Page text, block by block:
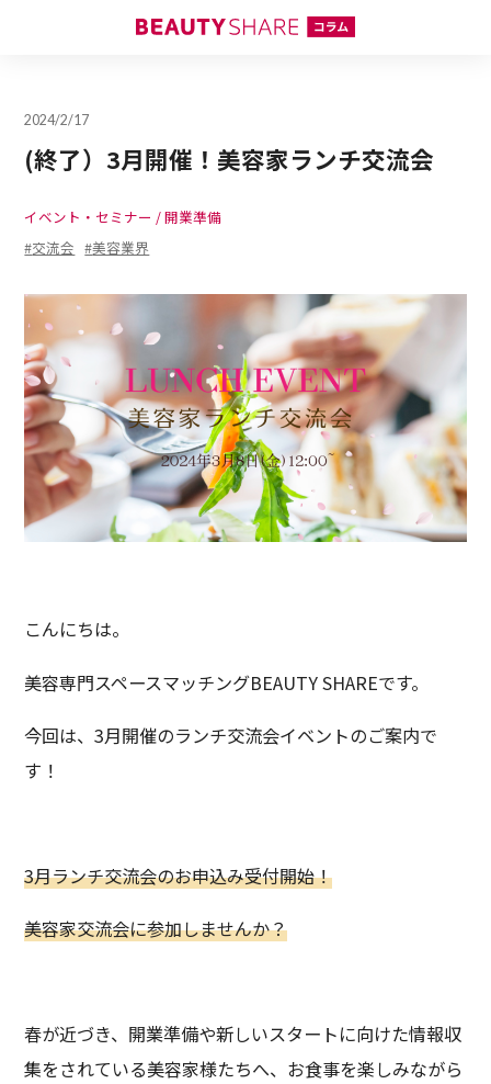
2024/2/17
(終了）3月開催！美容家ランチ交流会
イベント・セミナー
開業準備
交流会
美容業界
こんにちは。
美容専門スペースマッチングBEAUTY SHAREです。
今回は、3月開催のランチ交流会イベントのご案内で
す！
3月ランチ交流会のお申込み受付開始！
美容家交流会に参加しませんか？
春が近づき、開業準備や新しいスタートに向けた情報収
集をされている美容家様たちへ、お食事を楽しみながら